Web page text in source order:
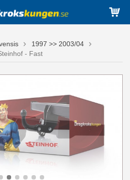
1997 >> 2003/04
- Fast